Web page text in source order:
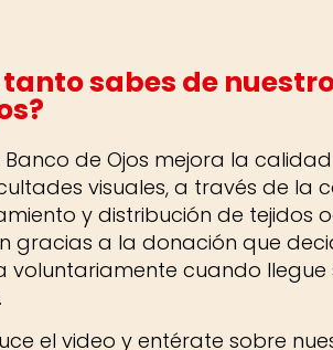
tanto sabes de
Banco de Ojos mejora la
visuales, a través de la
y distribución de tejidos
gracias a la donación que
voluntariamente cuando
el video y entérate sobre